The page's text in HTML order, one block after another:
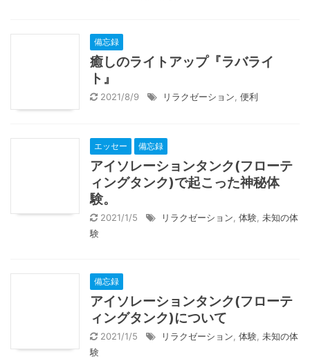
備忘録
癒しのライトアップ『ラバライ
ト』
2021/8/9 リラクゼーション 便利
エッセー 備忘録
アイソレーションタンク(フローテ
ィングタンク)で起こった神秘体
験。
2021/1/5 リラクゼーション 体験 未知の体
験
備忘録
アイソレーションタンク(フローテ
ィングタンク)について
2021/1/5 リラクゼーション 体験 未知の体
験